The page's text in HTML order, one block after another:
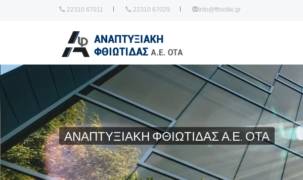
22310 67011 22310 67029 info@fthiotiki.gr
ΑΝΑΠΤΥΞΙΑΚΗ ΦΘΙΩΤΙΔΑΣ Α.Ε. ΟΤΑ